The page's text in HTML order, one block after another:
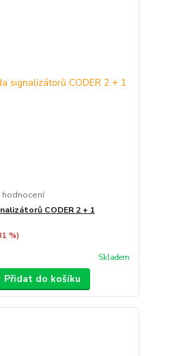
hodnocení
CODER 2 + 1
%)
Skladem
Přidat do košíku